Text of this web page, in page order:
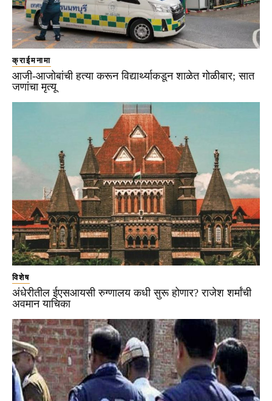
क्राईमनामा
आजी-आजोबांची हत्या करून विद्यार्थ्याकडून शाळेत गोळीबार; सात
जणांचा मृत्यू
विशेष
अंधेरीतील ईएसआयसी रुग्णालय कधी सुरू होणार? राजेश शर्मांची
अवमान याचिका